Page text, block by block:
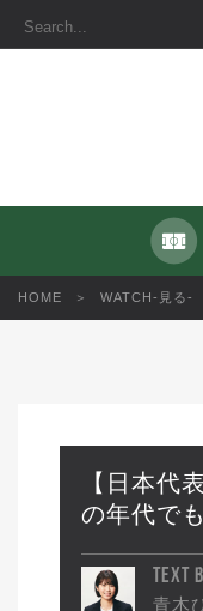
HOME WATCH-見る-
【日本代
の年代で
TEXT
青木